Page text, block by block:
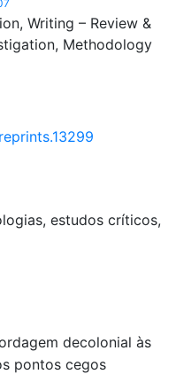
Writing – Review &
Methodology
estudos críticos,
decolonial às
pontos cegos